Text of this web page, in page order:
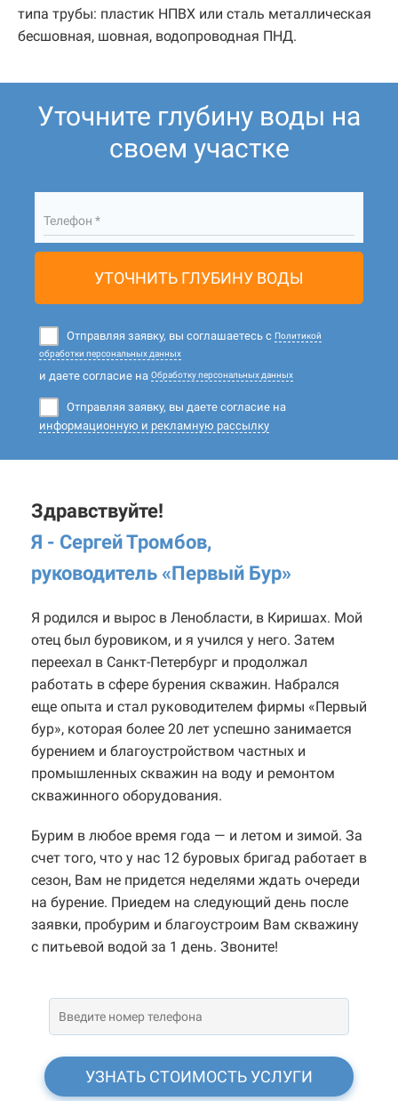
типа трубы: пластик НПВХ или сталь металлическая
бесшовная, шовная, водопроводная ПНД.
Уточните глубину воды на
своем участке
Телефон *
УТОЧНИТЬ ГЛУБИНУ ВОДЫ
Отправляя заявку, вы соглашаетесь с Политикой
обработки персональных данных
и даете согласие на Обработку персональных данных
Отправляя заявку, вы даете согласие на
информационную и рекламную рассылку
Здравствуйте!
Я - Сергей Тромбов,
руководитель «Первый Бур»
Я родился и вырос в Ленобласти, в Киришах. Мой
отец был буровиком, и я учился у него. Затем
переехал в Санкт-Петербург и продолжал
работать в сфере бурения скважин. Набрался
еще опыта и стал руководителем фирмы «Первый
бур», которая более 20 лет успешно занимается
бурением и благоустройством частных и
промышленных скважин на воду и ремонтом
скважинного оборудования.
Бурим в любое время года — и летом и зимой. За
счет того, что у нас 12 буровых бригад работает в
сезон, Вам не придется неделями ждать очереди
на бурение. Приедем на следующий день после
заявки, пробурим и благоустроим Вам скважину
с питьевой водой за 1 день. Звоните!
УЗНАТЬ СТОИМОСТЬ УСЛУГИ